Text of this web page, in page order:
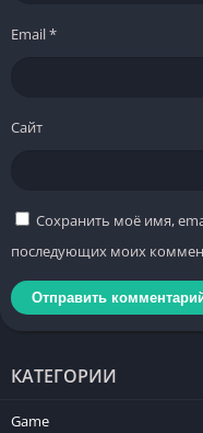
Email*
Сайт
Сохранить моё имя,
последующих моих
КАТЕГОРИИ
Game